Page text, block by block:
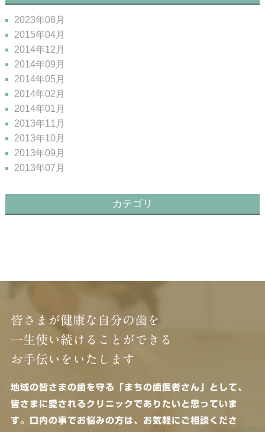
2023年08月
2015年04月
2014年12月
2014年09月
2014年05月
2014年02月
2014年01月
2013年11月
2013年10月
2013年09月
2013年07月
カテゴリ
皆さまが健康な自分の歯を
一生使い続けることができる
お手伝いをいたします
地域の皆さまの歯を守る「まちの歯医者さん」として、
皆さまに愛されるクリニックでありたいと思っていま
す。
口内の事でお悩みの方は、お気軽にご相談くださ